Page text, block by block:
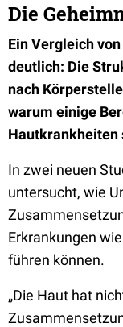
Die
Ein Vergleich
deutlich: Die
nach
warum einige
Hautkrankheiten
In zwei neuen
untersucht, wie
Erkrankungen
führen können.
„Die Haut hat